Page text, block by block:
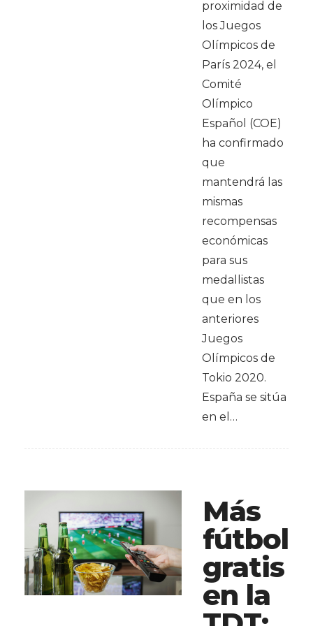
proximidad de
los Juegos
Olímpicos de
París 2024, el
Comité
Olímpico
Español (COE)
ha confirmado
que
mantendrá las
mismas
recompensas
económicas
para sus
medallistas
que en los
anteriores
Juegos
Olímpicos de
Tokio 2020.
España se sitúa
en el…
Más
fútbol
gratis
en la